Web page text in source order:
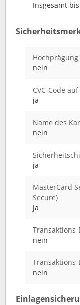
Insgesamt
Hochprägung
nein
CVC-Code
ja
Name des
nein
ja
MasterCard
Secure)
ja
nein
nein